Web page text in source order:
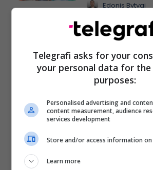
Edonis Bytyqi
A po don me rrnu
banesë
Banka
Plan B Creative
biznesit tuaj
Plan B
Telegrafi asks for your
your personal data for
purposes:
Personalised advertising and
content measurement, audience
services development
Store and/or access information on
Learn more